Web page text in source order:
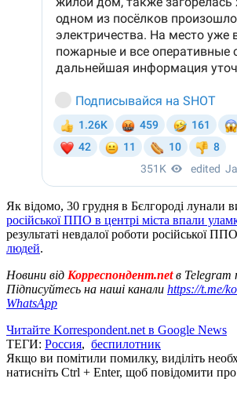
Як відомо, 30 грудня в Бєлгороді лунали
російської ППО в центрі міста впали
результаті невдалої роботи російської ППО
людей.
Новини від Корреспондент.netв Telegram
Підписуйтесь на наші канали https://t.me/
WhatsApp
Читайте Korrespondent.net в Google News
ТЕГИ: Россия, беспилотник
Якщо ви помітили помилку, виділіть
натисніть Ctrl + Enter, щоб повідомити